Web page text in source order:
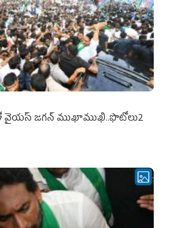
వైయ‌స్ జ‌గ‌న్ ముఖాముఖి..ఫొటోలు2